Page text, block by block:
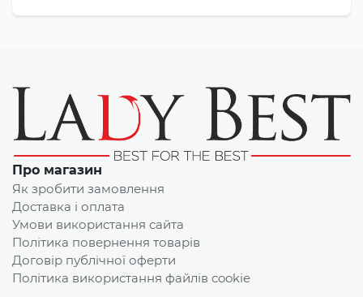
Про магазин
Як зробити замовлення
Доставка і оплата
Умови використання сайта
Політика повернення товарів
Договір публічної оферти
Політика використання файлів cookie